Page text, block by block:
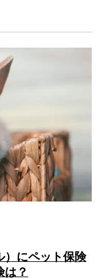
）にペット保険
は？